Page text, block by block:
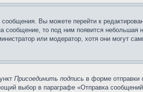
Вы можете перейти к
сообщение, то под ним появится небольшая
или модератор, хотя они могут
Присоединить подпись в форме отправки
выбор в параграфе «Отправка